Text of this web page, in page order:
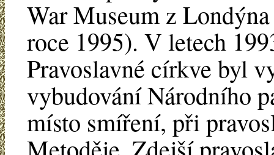
War Museum z
roce 1995). V letech
Pravoslavné církve byl
vybudování Národního
místo smíření, při
Metoděje. Zdejší